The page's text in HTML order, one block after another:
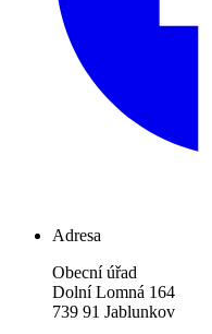
Adresa
Obecní úřad
Dolní Lomná 164
739 91 Jablunkov